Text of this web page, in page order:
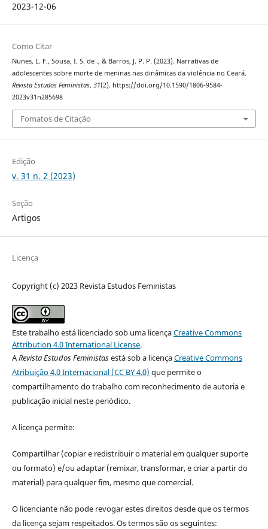
2023-12-06
Como Citar
Nunes, L. F., Sousa, I. S. de ., & Barros, J. P. P. (2023). Narrativas de
adolescentes sobre morte de meninas nas dinâmicas da violência no Ceará.
Revista Estudos Feministas, 31(2). https://doi.org/10.1590/1806-9584-
2023v31n285698
Fomatos de Citação
Edição
v. 31 n. 2 (2023)
Seção
Artigos
Licença
Copyright (c) 2023 Revista Estudos Feministas
Este trabalho está licenciado sob uma licençaCreative Commons
Attribution 4.0 International License.
ARevista Estudos Feministasestá sob a licençaCreative Commons
Atribuição 4.0 Internacional (CC BY 4.0) que permite o
compartilhamento do trabalho com reconhecimento de autoria e
publicação inicial neste periódico.
A licença permite:
Compartilhar (copiar e redistribuir o material em qualquer suporte
ou formato) e/ou adaptar (remixar, transformar, e criar a partir do
material) para qualquer fim, mesmo que comercial.
O licenciante não pode revogar estes direitos desde que os termos
da licença sejam respeitados. Os termos são os seguintes: